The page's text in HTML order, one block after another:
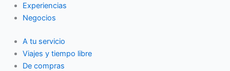
Experiencias
Negocios
A tu servicio
Viajes y tiempo libre
De compras